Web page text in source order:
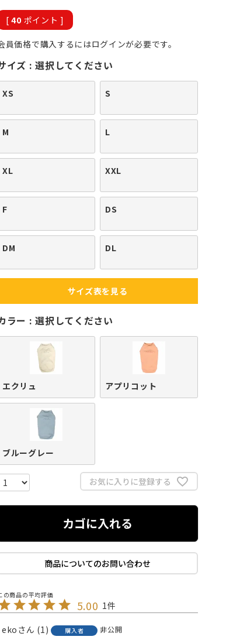
[ 40 ポイント ]
員価格で購入するにはログインが必要です。
イズ 選択してください
XS S
M L
XL XXL
F DS
DM DL
サイズ表を見る
ラー 選択してください
エクリュ アプリコット
ブルーグレー
お気に入りに登録する
カゴに入れる
商品についてのお問い合わせ
5.00 1
eko 1 購入者
非公開